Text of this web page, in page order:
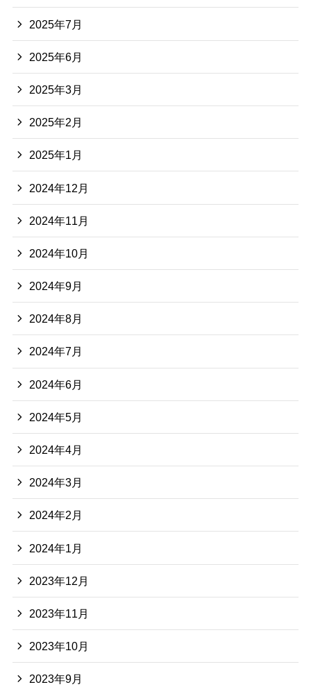
2025年7月
2025年6月
2025年3月
2025年2月
2025年1月
2024年12月
2024年11月
2024年10月
2024年9月
2024年8月
2024年7月
2024年6月
2024年5月
2024年4月
2024年3月
2024年2月
2024年1月
2023年12月
2023年11月
2023年10月
2023年9月